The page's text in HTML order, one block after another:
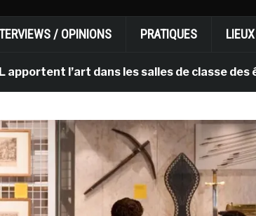
/ OPINIONS PRATIQUES
l’art dans les salles de classe des écoles